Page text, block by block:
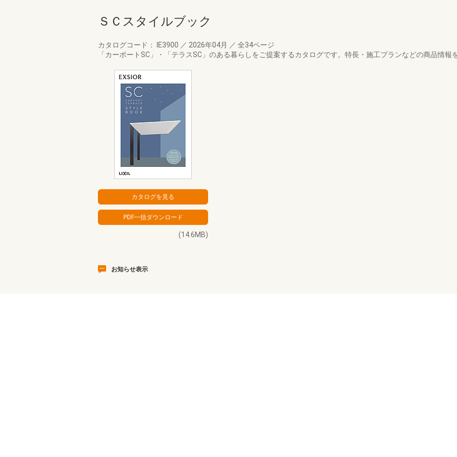
ＳＣスタイルブック
カタログコード： IE3900 ／ 2026年04月 ／ 全34ページ
「カーポートSC」・「テラスSC」のある暮らしをご提案するカタログです。特長・施工プランなどの商品情報
(14.6MB)
お知らせ表示